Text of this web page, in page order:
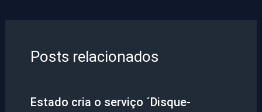
Posts relacionados
Estado cria o serviço ´Disque-